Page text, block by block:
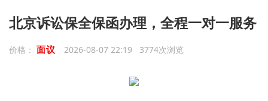
北京诉讼保全保函办理，全程一对一服务
价格： 面议 2026-08-07 22:19 3774次浏览